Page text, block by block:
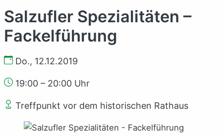
Salzufler Spezialitäten –
Fackelführung
Do., 12.12.2019
19:00 – 20:00 Uhr
Treffpunkt vor dem historischen Rathaus